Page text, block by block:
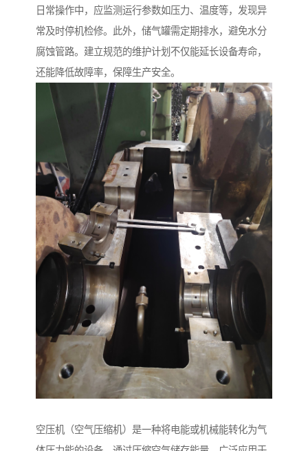
日常操作中，应监测运行参数如压力、温度等，发现异
常及时停机检修。此外，储气罐需定期排水，避免水分
腐蚀管路。建立规范的维护计划不仅能延长设备寿命，
还能降低故障率，保障生产安全。
空压机（空气压缩机）是一种将电能或机械能转化为气